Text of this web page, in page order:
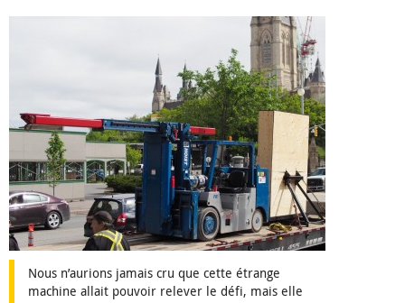
Nous n’aurions jamais cru que cette étrange
machine allait pouvoir relever le défi, mais elle